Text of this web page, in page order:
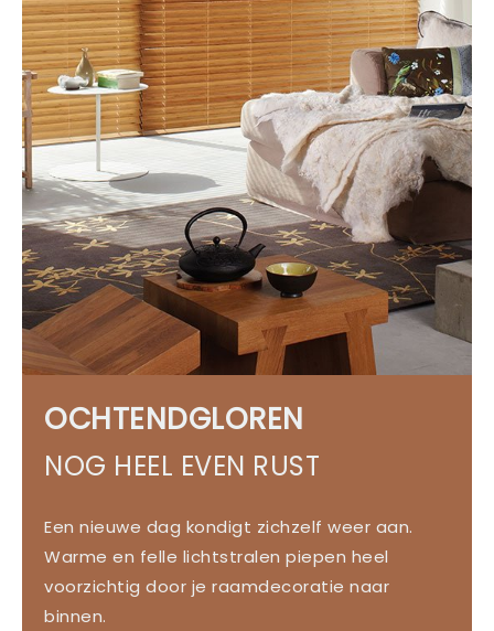
OCHTENDGLOREN
NOG HEEL EVEN RUST
Een nieuwe dag kondigt zichzelf weer aan.
Warme en felle lichtstralen piepen heel
voorzichtig door je raamdecoratie naar
binnen.